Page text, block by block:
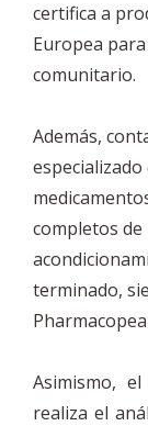
certifica a
Europea
comunitario.
Además,
completos
terminado,
Asimismo,
realiza el